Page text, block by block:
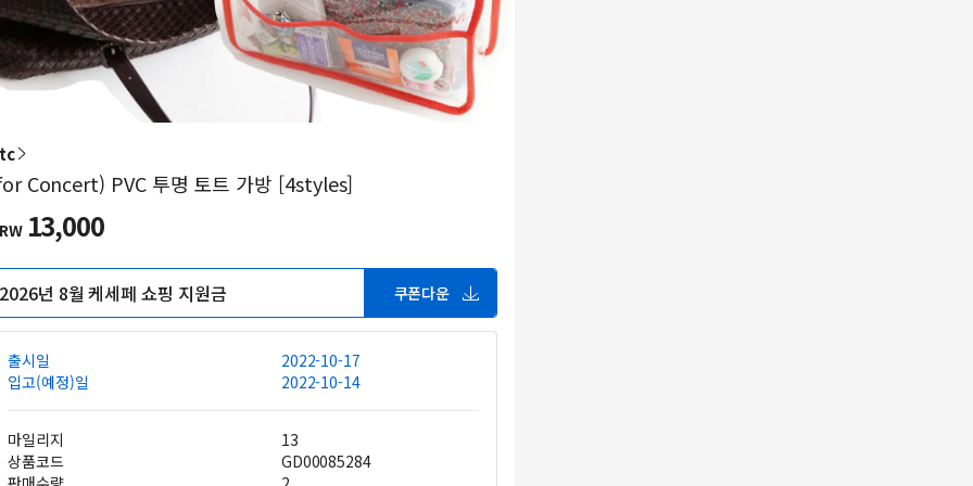
Concert) PVC 투명 토트 가방 [4styles]
13,000
2026년 8월 케세페 쇼핑 지원금 쿠폰다운
출시일
2022-10-17
입고(예정)일
2022-10-14
마일리지
13
상품코드
GD00085284